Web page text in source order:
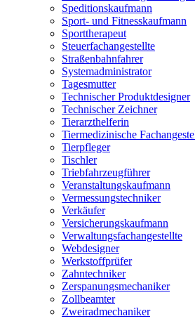
Speditionskaufmann
Sport- und Fitnesskaufmann
Sporttherapeut
Steuerfachangestellte
Straßenbahnfahrer
Systemadministrator
Tagesmutter
Technischer Produktdesigner
Technischer Zeichner
Tierarzthelferin
Tiermedizinische
Tierpfleger
Tischler
Triebfahrzeugführer
Veranstaltungskaufmann
Vermessungstechniker
Verkäufer
Versicherungskaufmann
Verwaltungsfachangestellte
Webdesigner
Werkstoffprüfer
Zahntechniker
Zerspanungsmechaniker
Zollbeamter
Zweiradmechaniker